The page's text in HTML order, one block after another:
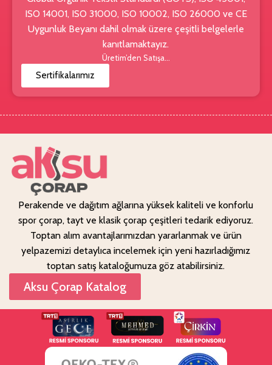
ISO 14001, ISO 31000, ISO 10002, ISO 26000 ve CE
Uygunluk Beyanı dahil olmak üzere çeşitli belgelerle
kanıtlamaktayız.
Üretim’den Satışa…
Sertifikalarımız
Perakende ve dağıtım ağlarına yüksek kaliteli ve konforlu
spor çorap, tayt ve klasik çorap çeşitleri tedarik ediyoruz.
Toptan alım avantajlarımızdan yararlanmak ve ürün
yelpazemizi detaylıca incelemek için yeni hazırladığımız
toptan satış kataloğumuza göz atabilirsiniz.
Aksu Çorap Katalog